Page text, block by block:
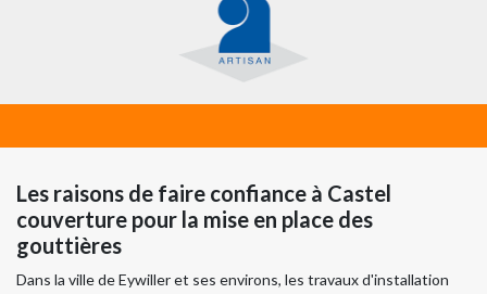
Les raisons de faire confiance à Castel
couverture pour la mise en place des
gouttières
Dans la ville de Eywiller et ses environs, les travaux d'installation